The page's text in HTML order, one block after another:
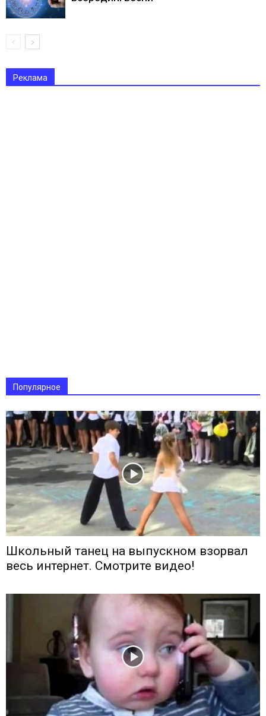
Реклама
Популярное
Школьный танец на выпускном взорвал
весь интернет. Смотрите видео!